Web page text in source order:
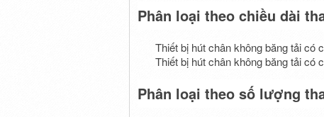
Phân loại theo chiều dài
Thiết bị hút chân không băng tải có
Thiết bị hút chân không băng tải có
Phân loại theo số lượng